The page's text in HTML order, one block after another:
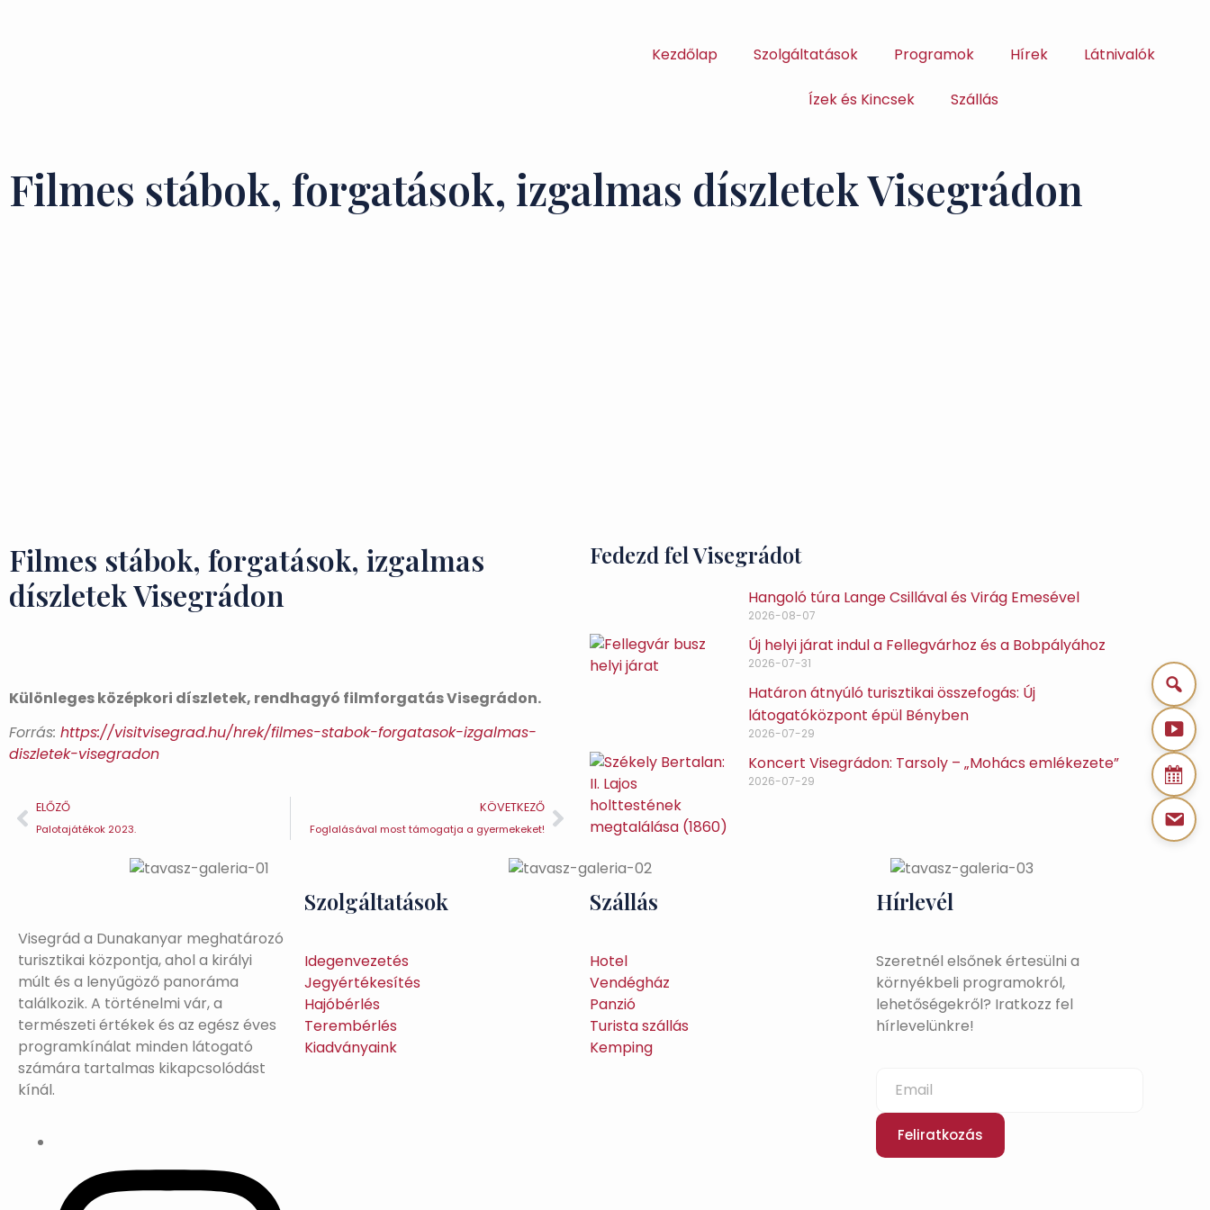
Kezdőlap Szolgáltatások Programok Hírek Látnivalók
Ízek és Kincsek Szállás
Filmes stábok, forgatások, izgalmas díszletek Visegrádon
Filmes stábok, forgatások, izgalmas
díszletek Visegrádon
Különleges középkori díszletek, rendhagyó filmforgatás Visegrádon.
Forrás: https://visitvisegrad.hu/hrek/filmes-stabok-forgatasok-izgalmas-
diszletek-visegradon
ELŐZŐ
Palotajátékok 2023.
KÖVETKEZŐ
Foglalásával most támogatja a gyermekeket!
Fedezd fel Visegrádot
Hangoló túra Lange Csillával és Virág Emesével
2026-08-07
Új helyi járat indul a Fellegvárhoz és a Bobpályához
2026-07-31
Határon átnyúló turisztikai összefogás: Új
látogatóközpont épül Bényben
2026-07-29
Koncert Visegrádon: Tarsoly – „Mohács emlékezete”
2026-07-29
Visegrád a Dunakanyar meghatározó
turisztikai központja, ahol a királyi
múlt és a lenyűgöző panoráma
találkozik. A történelmi vár, a
természeti értékek és az egész éves
programkínálat minden látogató
számára tartalmas kikapcsolódást
kínál.
Szolgáltatások
Idegenvezetés
Jegyértékesítés
Hajóbérlés
Terembérlés
Kiadványaink
Szállás
Hotel
Vendégház
Panzió
Turista szállás
Kemping
Hírlevél
Szeretnél elsőnek értesülni a
környékbeli programokról,
lehetőségekről? Iratkozz fel
hírlevelünkre!
Feliratkozás